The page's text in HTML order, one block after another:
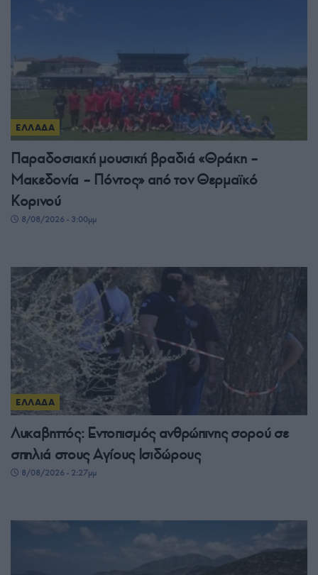
ΕΛΛΑΔΑ
Παραδοσιακή μουσική βραδιά «Θράκη –
Μακεδονία – Πόντος» από τον Θερμαϊκό
Κορινού
8/08/2026 - 3:00μμ
ΕΛΛΑΔΑ
Λυκαβηττός: Εντοπισμός ανθρώπινης σορού σε
σπηλιά στους Αγίους Ισιδώρους
8/08/2026 - 2:27μμ